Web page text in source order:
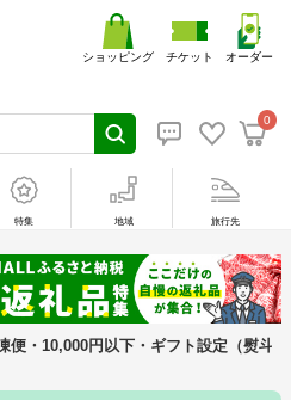
0
ショッピング チケット オーダー
特集 地域 旅行先
便・10,000円以下・ギフト設定（熨斗/